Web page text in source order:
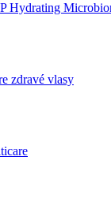
Hydrating
zdravé vlasy